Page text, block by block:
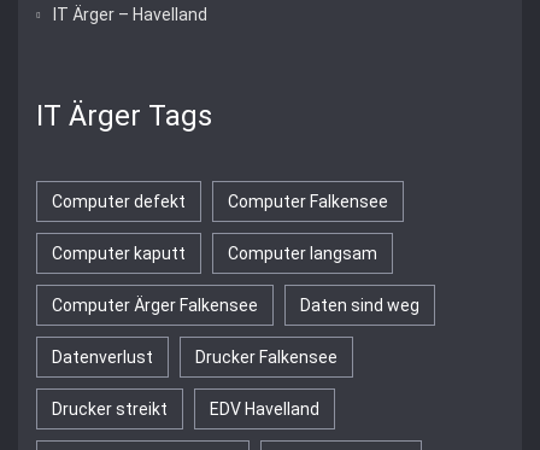
IT Ärger – Havelland
IT Ärger Tags
Computer defekt Computer Falkensee
Computer kaputt Computer langsam
Computer Ärger Falkensee Daten sind weg
Datenverlust Drucker Falkensee
Drucker streikt EDV Havelland